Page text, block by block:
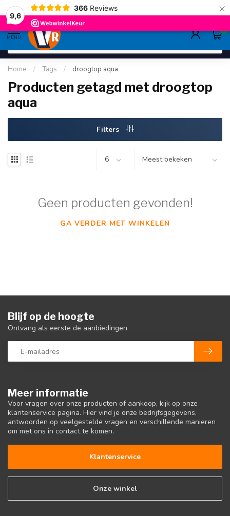
9,6
366 Reviews ×
deskundig adviessinds 1948 ruim
MENU
0
Home / Tags / droogtop aqua
Producten getagd met droogtop
aqua
Filters
Geen producten gevonden!
GA VERDER MET WINKELEN
Meer informatie
Voor vragen over onze producten of aankoop, kijk op onze
klantenservice pagina. Hier vind je onze bedrijfsgegevens,
antwoorden op veelgestelde vragen en verschillende manieren
om met ons in contact te komen.
Klantenservice
Onze winkel
Blijf op de hoogte
Ontvang als eerste de aanbiedingen